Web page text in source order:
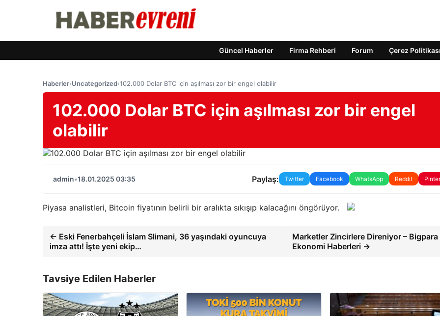
Güncel Haberler Firma Rehberi Forum Çerez Politikası
Haberler›Uncategorized›102.000 Dolar BTC için aşılması zor bir engel olabilir
102.000 Dolar BTC için aşılması zor bir engel
olabilir
admin•18.01.2025 03:35 Paylaş: Twitter Facebook WhatsApp Reddit
Piyasa analistleri, Bitcoin fiyatının belirli bir aralıkta sıkışıp kalacağını öngörüyor.
← Eski Fenerbahçeli İslam Slimani, 36 yaşındaki oyuncuya
imza attı! İşte yeni ekip…
Marketler Zincirlere Direniyor – Bigpara
Ekonomi Haberleri →
Tavsiye Edilen Haberler